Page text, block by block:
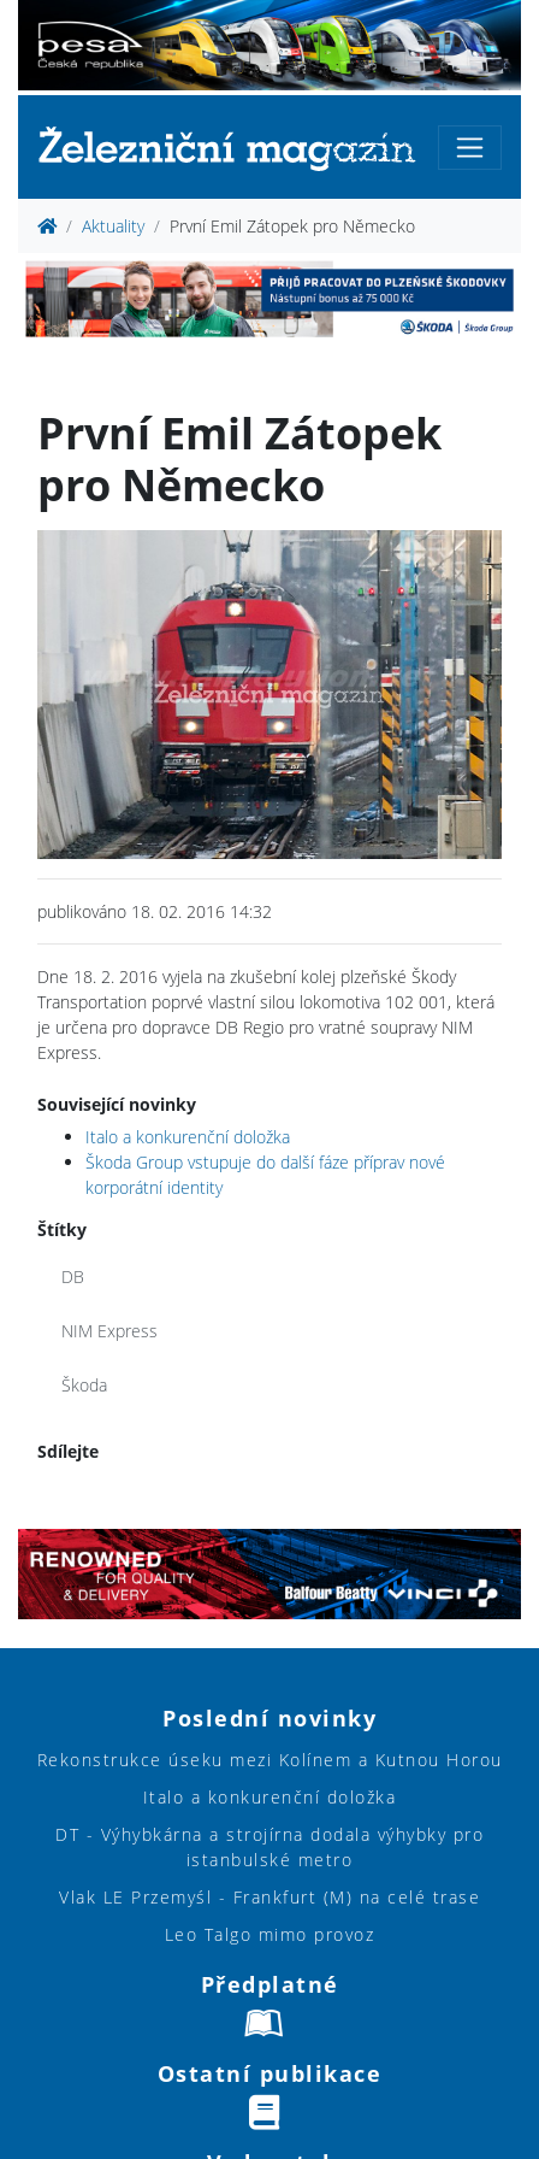
Aktuality První Emil Zátopek pro Německo
První Emil Zátopek
pro Německo
publikováno 18. 02. 2016 14:32
Dne 18. 2. 2016 vyjela na zkušební kolej plzeňské Škody
Transportation poprvé vlastní silou lokomotiva 102 001, která
je určena pro dopravce DB Regio pro vratné soupravy NIM
Express.
Související novinky
Italo a konkurenční doložka
Škoda Group vstupuje do další fáze příprav nové
korporátní identity
Štítky
DB
NIM Express
Škoda
Sdílejte
Poslední novinky
Rekonstrukce úseku mezi Kolínem a Kutnou Horou
Italo a konkurenční doložka
DT - Výhybkárna a strojírna dodala výhybky pro
istanbulské metro
Vlak LE Przemyśl - Frankfurt (M) na celé trase
Leo Talgo mimo provoz
Předplatné
Ostatní publikace